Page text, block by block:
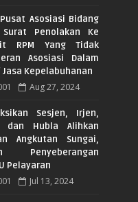
Asosiasi Bidang
Penolakan Ke
RPM Yang Tidak
Asosiasi Dalam
Kepelabuhanan
Aug 27, 2024
Sesjen, Irjen,
dan Hubla Alihkan
Angkutan Sungai,
Pelayaran
Jul 13, 2024